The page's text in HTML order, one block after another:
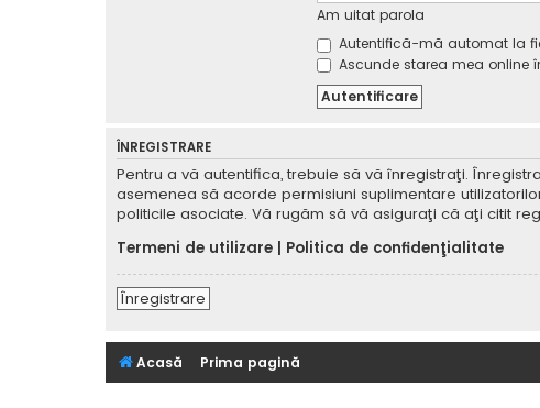
Am uitat parola
Autentifică-mă automat la
Ascunde starea mea online
ÎNREGISTRARE
Pentru a vă autentifica, trebuie să vă înregistraţi.
asemenea să acorde permisiuni suplimentare
politicile asociate. Vă rugăm să vă asiguraţi că aţi citit
Termeni de utilizare
Politica de confidenţialitate
Înregistrare
Acasă Prima pagină